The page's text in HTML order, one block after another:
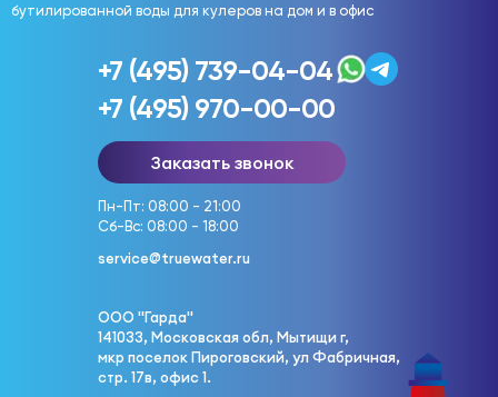
бутилированной воды для кулеров на дом и в офис
+7 (495) 739-04-04
+7 (495) 970-00-00
Заказать звонок
Пн-Пт: 08:00 - 21:00
Сб-Вс: 08:00 - 18:00
service@truewater.ru
ООО "Гарда"
141033, Московская обл, Мытищи г,
мкр поселок Пироговский, ул Фабричная,
стр. 17в, офис 1.